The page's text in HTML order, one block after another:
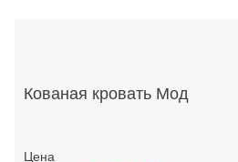
Кованая кровать Мод